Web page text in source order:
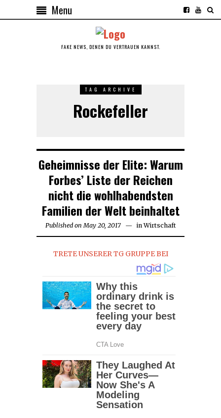
Menu
FAKE NEWS, DENEN DU VERTRAUEN KANNST.
TAG ARCHIVE
Rockefeller
Geheimnisse der Elite: Warum
Forbes’ Liste der Reichen
nicht die wohlhabendsten
Familien der Welt beinhaltet
Published on May 20, 2017May in Wirtschaft
TRETE UNSERER TG GRUPPE BEI